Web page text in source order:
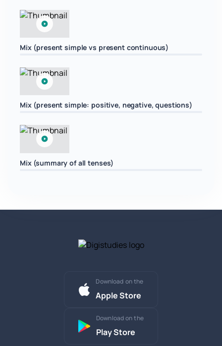
Mix (present simple vs present continuous)
Mix (present simple: positive, negative, questions)
Mix (summary of all tenses)
Download on the
Apple Store
Download on the
Play Store